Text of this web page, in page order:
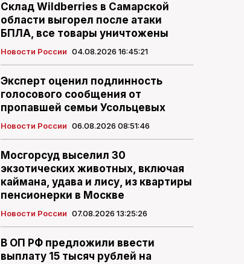
Склад Wildberries в Самарской
области выгорел после атаки
БПЛА, все товары уничтожены
Новости России 04.08.2026 16:45:21
Эксперт оценил подлинность
голосового сообщения от
пропавшей семьи Усольцевых
Новости России 06.08.2026 08:51:46
Мосгорсуд выселил 30
экзотических животных, включая
каймана, удава и лису, из квартиры
пенсионерки в Москве
Новости России 07.08.2026 13:25:26
В ОП РФ предложили ввести
выплату 15 тысяч рублей на